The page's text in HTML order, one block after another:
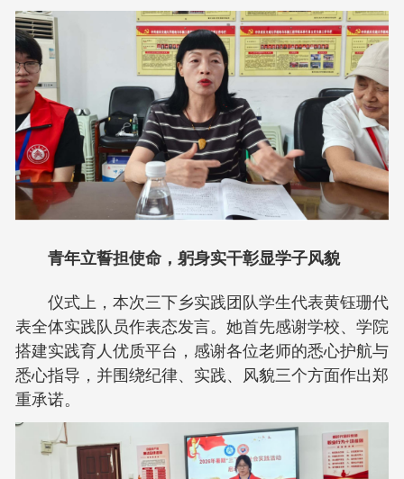
青年立誓担使命，躬身实干彰显学子风貌
仪式上，本次三下乡实践团队学生代表黄钰珊代
表全体实践队员作表态发言。她首先感谢学校、学院
搭建实践育人优质平台，感谢各位老师的悉心护航与
悉心指导，并围绕纪律、实践、风貌三个方面作出郑
重承诺。